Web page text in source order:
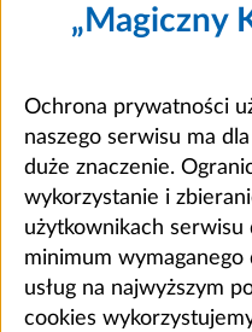
„Magiczny
Ochrona prywatności
naszego serwisu ma
duże znaczenie.
wykorzystanie i
użytkownikach serwisu
minimum wymaganego
usług na najwyższym
cookies